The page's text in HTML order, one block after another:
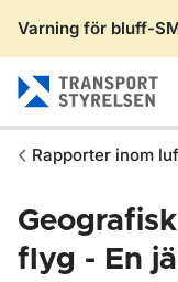
Varning för bluff-
Rapporter inom
flyg - En